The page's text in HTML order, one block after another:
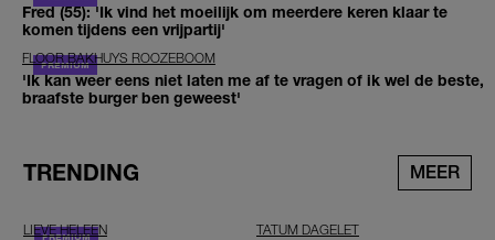
Fred (55): 'Ik vind het moeilijk om meerdere keren klaar te
komen tijdens een vrijpartij'
FLOOR BAKHUYS ROOZEBOOM
'Ik kan weer eens niet laten me af te vragen of ik wel de beste,
braafste burger ben geweest'
TRENDING MEER
LIEVE HELEEN TATUM DAGELET